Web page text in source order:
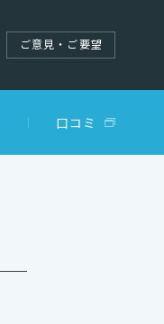
ご意見・ご要望
口コミ